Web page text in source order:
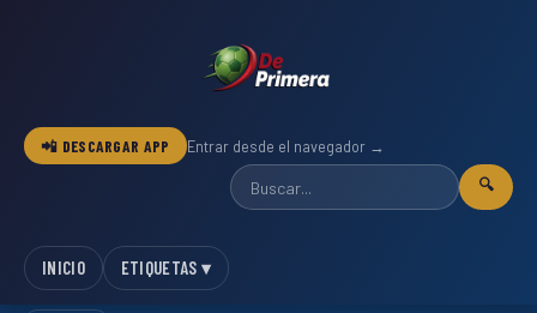
📲 DESCARGAR APP Entrar desde el navegador →
🔍
INICIO ETIQUETAS ▾